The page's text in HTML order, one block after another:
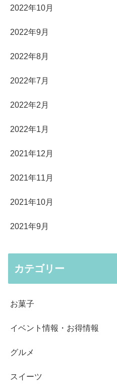
2022年10月
2022年9月
2022年8月
2022年7月
2022年2月
2022年1月
2021年12月
2021年11月
2021年10月
2021年9月
カテゴリー
お菓子
イベント情報・お得情報
グルメ
スイーツ